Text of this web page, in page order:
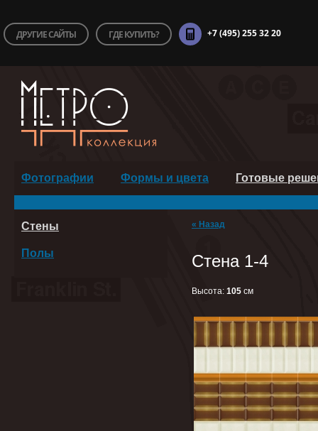
ДРУГИЕ САЙТЫ ГДЕ КУПИТЬ? +7 (495) 255 32 20
Фотографии Формы и цвета Готовые
Стены
Полы
« Назад
Стена 1-4
Высота: 105 cм